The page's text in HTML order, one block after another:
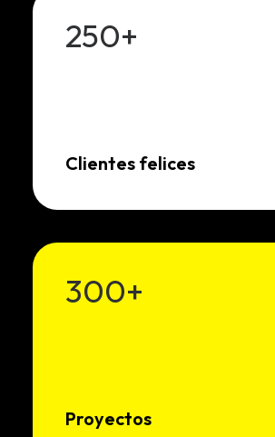
250+
Clientes felices
300+
Proyectos